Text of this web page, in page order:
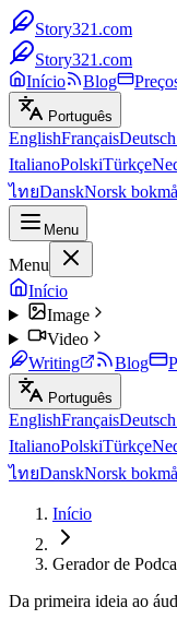
Story321.com
Story321.com
Início
Blog
Português
EnglishFrançaisDeutsch
ItalianoPolskiTürkçe
ไทยDanskNorsk
Menu
Menu
Início
Image
Video
Writing
Blog
Português
EnglishFrançaisDeutsch
ItalianoPolskiTürkçe
ไทยDanskNorsk
Início
Gerador de
Da primeira ideia ao